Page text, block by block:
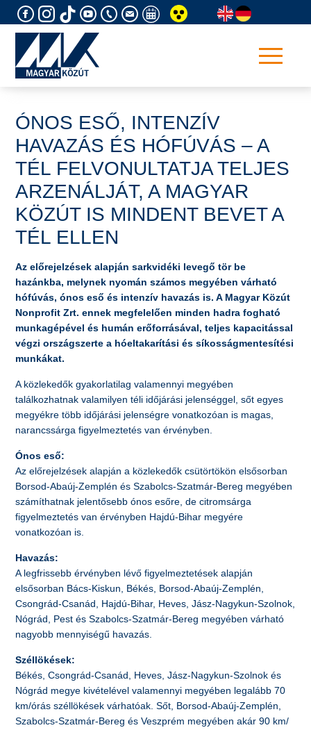
to
ÓNOS ESŐ, INTENZÍV
HAVAZÁS ÉS HÓFÚVÁS – A
TÉL FELVONULTATJA TELJES
ARZENÁLJÁT, A MAGYAR
KÖZÚT IS MINDENT BEVET A
TÉL ELLEN
Az előrejelzések alapján sarkvidéki levegő tör be
hazánkba, melynek nyomán számos megyében várható
hófúvás, ónos eső és intenzív havazás is. A Magyar Közút
Nonprofit Zrt. ennek megfelelően minden hadra fogható
munkagépével és humán erőforrásával, teljes kapacitással
végzi országszerte a hóeltakarítási és síkosságmentesítési
munkákat.
A közlekedők gyakorlatilag valamennyi megyében
találkozhatnak valamilyen téli időjárási jelenséggel, sőt egyes
megyékre több időjárási jelenségre vonatkozóan is magas,
narancssárga figyelmeztetés van érvényben.
Ónos eső:
Az előrejelzések alapján a közlekedők csütörtökön elsősorban
Borsod-Abaúj-Zemplén és Szabolcs-Szatmár-Bereg megyében
számíthatnak jelentősebb ónos esőre, de citromsárga
figyelmeztetés van érvényben Hajdú-Bihar megyére
vonatkozóan is.
Havazás:
A legfrissebb érvényben lévő figyelmeztetések alapján
elsősorban Bács-Kiskun, Békés, Borsod-Abaúj-Zemplén,
Csongrád-Csanád, Hajdú-Bihar, Heves, Jász-Nagykun-Szolnok,
Nógrád, Pest és Szabolcs-Szatmár-Bereg megyében várható
nagyobb mennyiségű havazás.
Széllökések:
Békés, Csongrád-Csanád, Heves, Jász-Nagykun-Szolnok és
Nógrád megye kivételével valamennyi megyében legalább 70
km/órás széllökések várhatóak. Sőt, Borsod-Abaúj-Zemplén,
Szabolcs-Szatmár-Bereg és Veszprém megyében akár 90 km/